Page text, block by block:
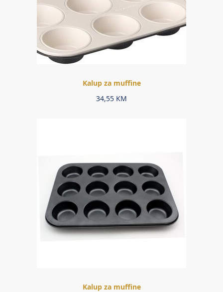
Kalup za muffine
34,55 KM
Kalup za muffine